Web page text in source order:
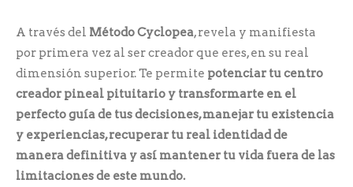
A través del Método Cyclopea, revela y manifiesta
por primera vez al ser creador que eres, en su real
dimensión superior. Te permite potenciar tu centro
creador pineal pituitario y transformarte en el
perfecto guía de tus decisiones, manejar tu existencia
y experiencias, recuperar tu real identidad de
manera definitiva y así mantener tu vida fuera de las
limitaciones de este mundo.